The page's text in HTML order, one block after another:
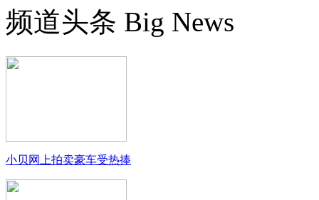
频道头条 Big News
小贝网上拍卖豪车受热捧